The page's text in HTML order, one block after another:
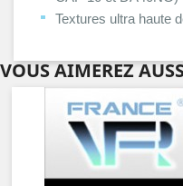
Textures ultra haute
VOUS AIMEREZ